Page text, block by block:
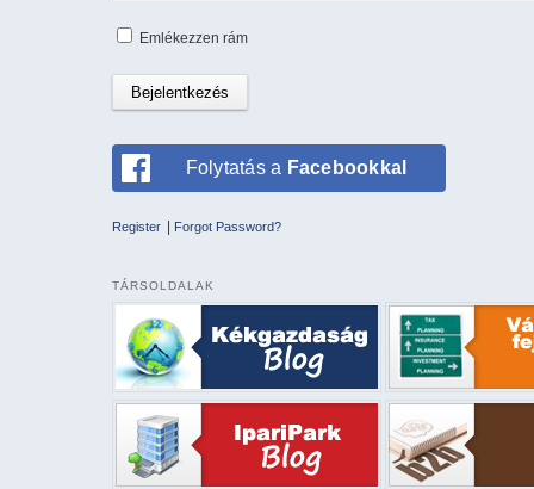
Emlékezzen rám
Folytatás a Facebookkal
Register Forgot Password?
TÁRSOLDALAK